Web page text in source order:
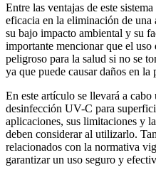
Entre las ventajas de este
eficacia en la eliminación de
su bajo impacto ambiental y su
importante mencionar que el
peligroso para la salud si no se
ya que puede causar daños en la
En este artículo se llevará a
desinfección UV-C para
aplicaciones, sus limitaciones y
deben considerar al utilizarlo.
relacionados con la normativa
garantizar un uso seguro y